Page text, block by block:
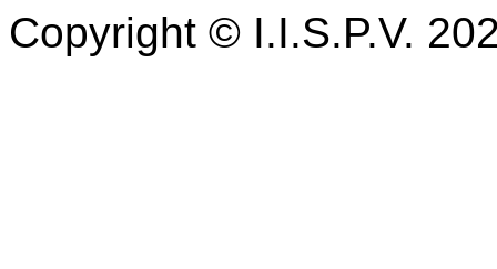
Copyright © I.I.S.P.V.